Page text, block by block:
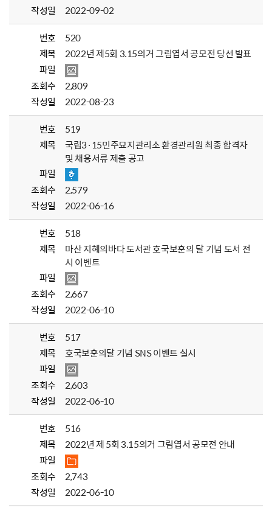
작성일
2022-09-02
번호
520
제목
2022년 제5회 3.15의거 그림엽서 공모전 당선 발표
파일
조회수
2,809
작성일
2022-08-23
번호
519
제목
국립3·15민주묘지관리소 환경관리원 최종 합격자
및 채용서류 제출 공고
파일
조회수
2,579
작성일
2022-06-16
번호
518
제목
마산 지혜의바다 도서관 호국보훈의 달 기념 도서 전
시 이벤트
파일
조회수
2,667
작성일
2022-06-10
번호
517
제목
호국보훈의달 기념 SNS 이벤트 실시
파일
조회수
2,603
작성일
2022-06-10
번호
516
제목
2022년 제 5회 3.15의거 그림엽서 공모전 안내
파일
조회수
2,743
작성일
2022-06-10